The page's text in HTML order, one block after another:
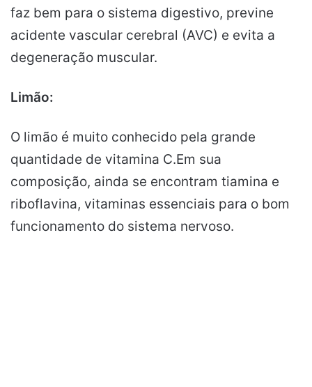
faz bem para o sistema digestivo, previne
acidente vascular cerebral (AVC) e evita a
degeneração muscular.
Limão:
O limão é muito conhecido pela grande
quantidade de vitamina C.Em sua
composição, ainda se encontram tiamina e
riboflavina, vitaminas essenciais para o bom
funcionamento do sistema nervoso.